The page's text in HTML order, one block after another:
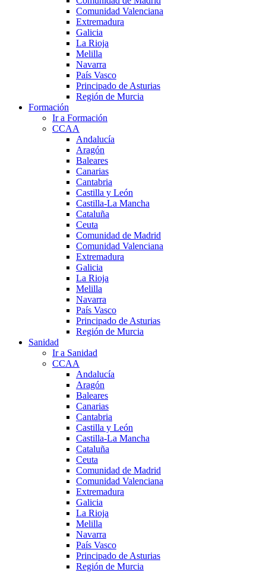
Comunidad Valenciana
Extremadura
Galicia
La Rioja
Melilla
Navarra
País Vasco
Principado de Asturias
Región de Murcia
Formación
Ir a Formación
CCAA
Andalucía
Aragón
Baleares
Canarias
Cantabria
Castilla y León
Castilla-La Mancha
Cataluña
Ceuta
Comunidad de Madrid
Comunidad Valenciana
Extremadura
Galicia
La Rioja
Melilla
Navarra
País Vasco
Principado de Asturias
Región de Murcia
Sanidad
Ir a Sanidad
CCAA
Andalucía
Aragón
Baleares
Canarias
Cantabria
Castilla y León
Castilla-La Mancha
Cataluña
Ceuta
Comunidad de Madrid
Comunidad Valenciana
Extremadura
Galicia
La Rioja
Melilla
Navarra
País Vasco
Principado de Asturias
Región de Murcia